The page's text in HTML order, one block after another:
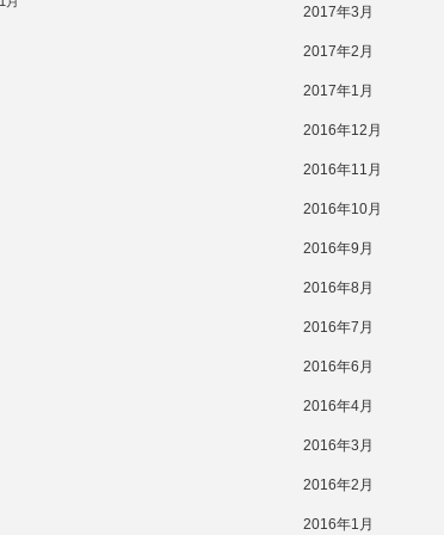
2017年3月
2017年2月
2017年1月
2016年12月
2016年11月
2016年10月
2016年9月
2016年8月
2016年7月
2016年6月
2016年4月
2016年3月
2016年2月
2016年1月